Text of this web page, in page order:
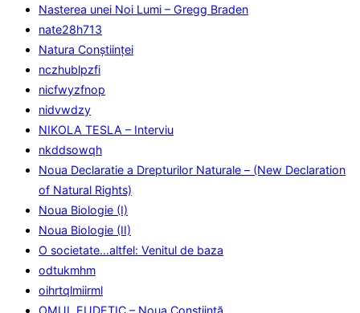
Nasterea unei Noi Lumi – Gregg Braden
nate28h713
Natura Conştiinţei
nczhublpzfi
nicfwyzfnop
nidvwdzy
NIKOLA TESLA – Interviu
nkddsowqh
Noua Declaratie a Drepturilor Naturale – (New Declaration
of Natural Rights)
Noua Biologie (I)
Noua Biologie (II)
O societate…altfel: Venitul de baza
odtukmhm
oihrtqlmiirml